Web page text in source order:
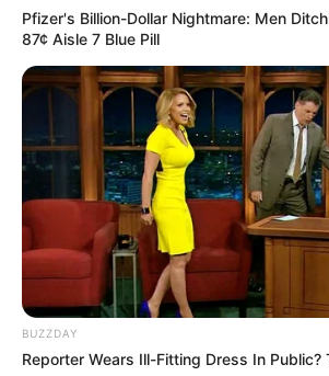
Fonte: www.crafster.org
Pfizer's Billion-Dollar Nightmare: Men
87¢ Aisle 7 Blue Pill
BUZZDAY
Reporter Wears Ill-Fitting Dress In Public?